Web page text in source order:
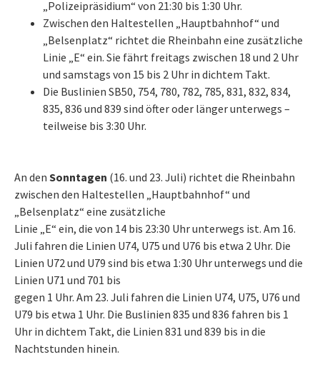
„Polizeipräsidium“ von 21:30 bis 1:30 Uhr.
Zwischen den Haltestellen „Hauptbahnhof“ und
„Belsenplatz“ richtet die Rheinbahn eine zusätzliche
Linie „E“ ein. Sie fährt freitags zwischen 18 und 2 Uhr
und samstags von 15 bis 2 Uhr in dichtem Takt.
Die Buslinien SB50, 754, 780, 782, 785, 831, 832, 834,
835, 836 und 839 sind öfter oder länger unterwegs –
teilweise bis 3:30 Uhr.
An den Sonntagen (16. und 23. Juli) richtet die Rheinbahn
zwischen den Haltestellen „Hauptbahnhof“ und
„Belsenplatz“ eine zusätzliche
Linie „E“ ein, die von 14 bis 23:30 Uhr unterwegs ist. Am 16.
Juli fahren die Linien U74, U75 und U76 bis etwa 2 Uhr. Die
Linien U72 und U79 sind bis etwa 1:30 Uhr unterwegs und die
Linien U71 und 701 bis
gegen 1 Uhr. Am 23. Juli fahren die Linien U74, U75, U76 und
U79 bis etwa 1 Uhr. Die Buslinien 835 und 836 fahren bis 1
Uhr in dichtem Takt, die Linien 831 und 839 bis in die
Nachtstunden hinein.